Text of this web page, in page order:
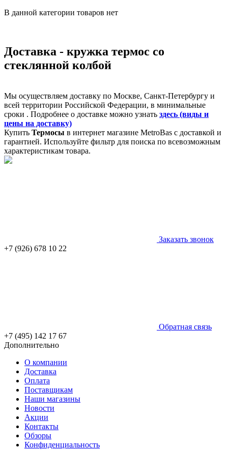
В данной категории товаров нет
Доставка - кружка термос со
стеклянной колбой
Мы осуществляем доставку по Москве, Санкт-Петербургу и
всей территории Российской Федерации, в минимальные
сроки . Подробнее о доставке можно узнать здесь (виды и
цены на доставку)
Купить Термосы в интернет магазине MetroBas с доставкой и
гарантией. Используйте фильтр для поиска по всевозможным
характеристикам товара.
Заказать звонок
+7 (926) 678 10 22
Обратная связь
+7 (495) 142 17 67
Дополнительно
О компании
Доставка
Оплата
Поставщикам
Наши магазины
Новости
Акции
Контакты
Обзоры
Конфиденциальность